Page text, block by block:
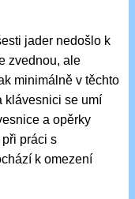
jader nedošlo k
zvednou, ale
minimálně v těchto
klávesnici se umí
a opěrky
práci s
k omezení